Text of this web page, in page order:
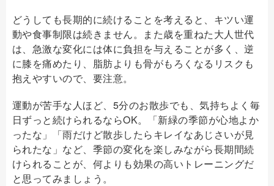
どうしても長期的に続けることを考えると、キツい運
動や食事制限は続きません。また歳を重ねた大人世代
は、急激な変化には体に負担を与えることが多く、逆
に膝を痛めたり、脂肪よりも骨がもろくなるリスクも
抱えやすいので、要注意。
運動が苦手な人ほど、5分のお散歩でも、気持ちよく毎
日ずっと続けられるならOK。「新緑の季節が心地よか
ったな」「雨だけど散歩したらキレイなあじさいが見
られたな」など、季節の変化を楽しみながら長期間続
けられることが、何よりも効果の高いトレーニングだ
と思ってみましょう。